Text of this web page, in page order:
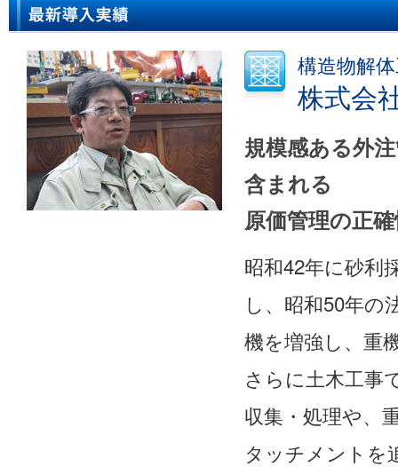
構造物解
株式会
規模感ある外
含まれる
原価管理の正
昭和42年に砂利
し、昭和50年の
機を増強し、重
さらに土木工事
収集・処理や、
タッチメントを